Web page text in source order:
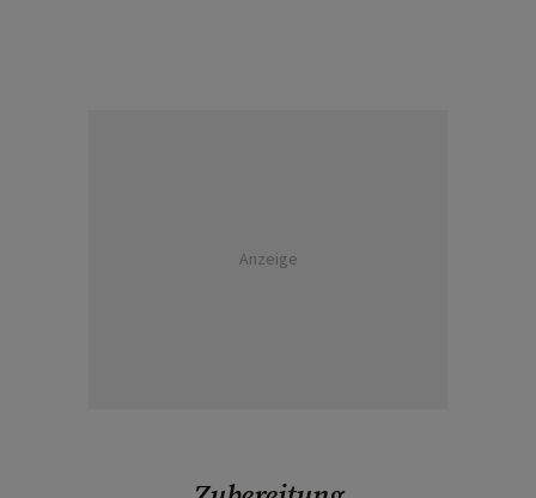
Anzeige